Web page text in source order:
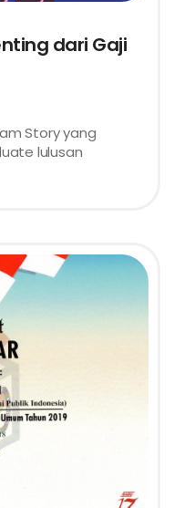
dari Gaji
Story yang
lulusan